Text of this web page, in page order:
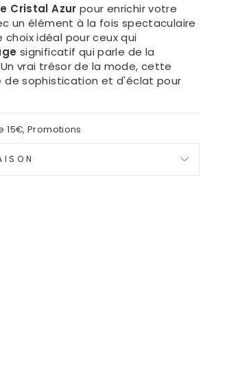
Cristal Azur pour enrichir votre
un élément à la fois spectaculaire
idéal pour ceux qui
significatif qui parle de la
vrai trésor de la mode, cette
de sophistication et d'éclat pour
15€, Promotions